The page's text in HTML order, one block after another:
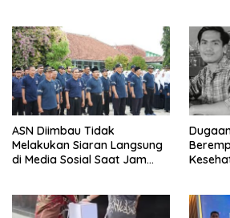
ASN Diimbau Tidak
Melakukan Siaran Langsung
di Media Sosial Saat Jam